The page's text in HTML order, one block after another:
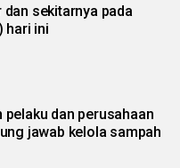
sekitarnya pada
hari ini
pelaku dan perusahaan
jawab kelola sampah